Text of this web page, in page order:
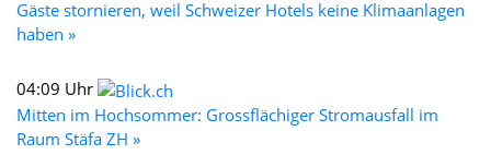
Gäste stornieren, weil Schweizer Hotels keine Klimaanlagen
haben »
04:09 Uhr
Mitten im Hochsommer: Grossflächiger Stromausfall im
Raum Stäfa ZH »